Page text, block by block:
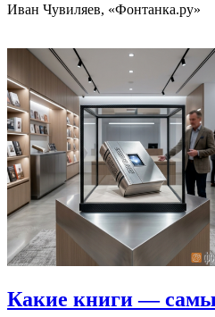
Иван Чувиляев, «Фонтанка.ру»
Какие книги —